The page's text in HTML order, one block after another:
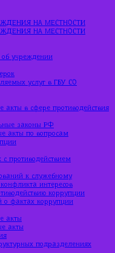
НА МЕСТНОСТИ
НА МЕСТНОСТИ
учреждении
услуг в ГБУ СО
в сфере противодействия
законы РФ
акты по вопросам
противодействием
к служебному
интересов
коррупции
о фактах коррупции
акты
акты
подразделениях